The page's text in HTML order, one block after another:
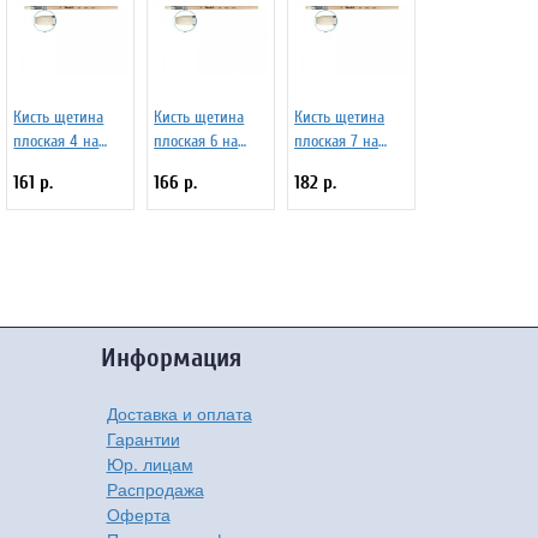
Кисть щетина
плоская 4 на
покрытой лаком
Серия 1622 ЖЩ2-
161 р.
Кисть щетина
плоская 6 на
покрытой лаком
Серия 1622 ЖЩ2-
166 р.
Кисть щетина
плоская 7 на
покрытой лаком
Серия 1622 ЖЩ2-
182 р.
Информация
Доставка и оплата
Гарантии
Юр. лицам
Распродажа
Оферта